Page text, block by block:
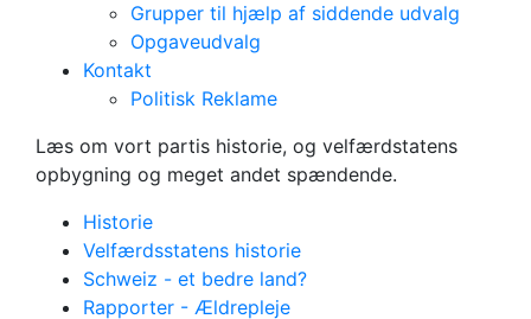
Grupper til hjælp af siddende udvalg
Opgaveudvalg
Kontakt
Politisk Reklame
Historie
Læs om vort partis historie, og velfærdstatens
opbygning og meget andet spændende.
Historie
Velfærdsstatens historie
Schweiz - et bedre land?
Rapporter - Ældrepleje